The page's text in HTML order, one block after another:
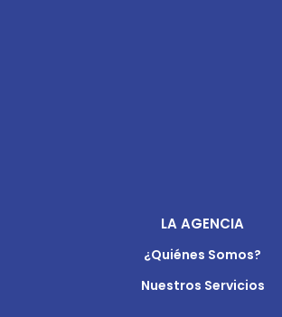
LA AGENCIA
¿Quiénes Somos?
Nuestros Servicios